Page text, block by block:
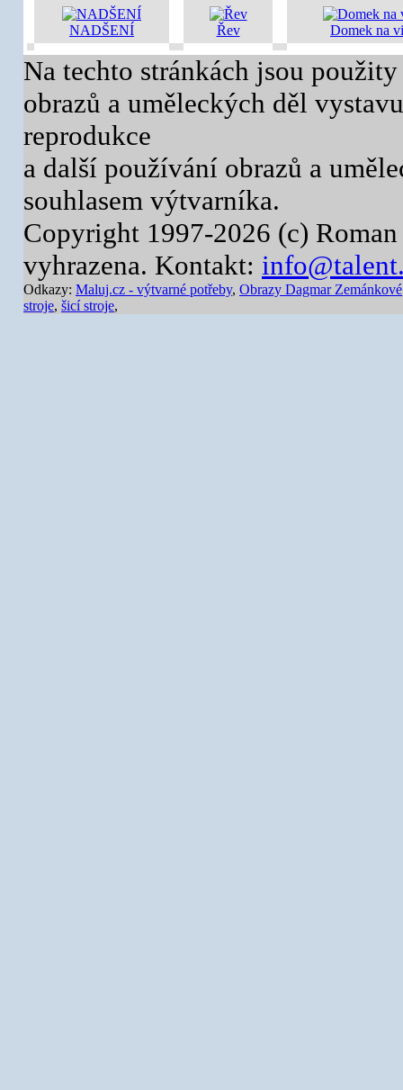
NADŠENÍ Řev Domek na
Na techto stránkách jsou
obrazů a uměleckých děl
reprodukce
a další používání obrazů a
souhlasem výtvarníka.
Copyright 1997-2026 (c)
vyhrazena. Kontakt:
Odkazy: Maluj.cz - výtvarné potřeby, Obrazy Dagmar Zemánkové
stroje, šicí stroje,